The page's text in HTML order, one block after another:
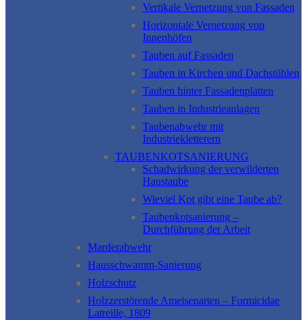
Vertikale Vernetzung von Fassaden
Horizontale Vernetzung von
Innenhöfen
Tauben auf Fassaden
Tauben in Kirchen und Dachstühlen
Tauben hinter Fassadenplatten
Tauben in Industrieanlagen
Taubenabwehr mit
Industriekletterern
TAUBENKOTSANIERUNG
Schadwirkung der verwilderten
Haustaube
Wieviel Kot gibt eine Taube ab?
Taubenkotsanierung –
Durchführung der Arbeit
Marderabwehr
Hausschwamm-Sanierung
Holzschutz
Holzzerstörende Ameisenarten – Formicidae
Latreille, 1809